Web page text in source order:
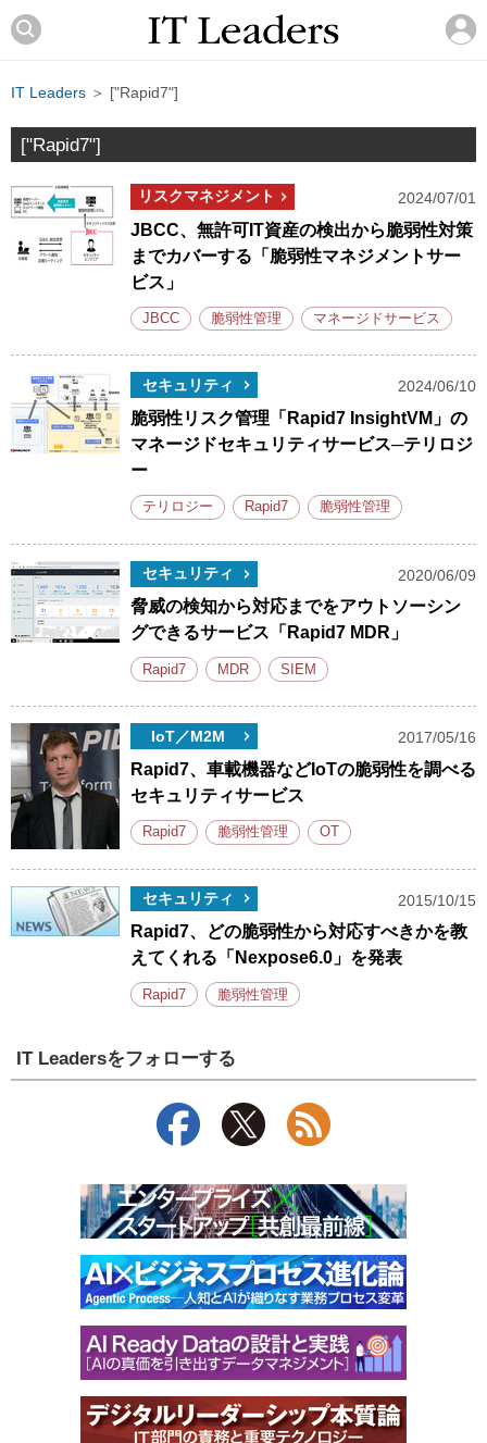
IT Leaders ＞ ["Rapid7"]
["Rapid7"]
リスクマネジメント 2024/07/01
JBCC、無許可IT資産の検出から脆弱性対策
までカバーする「脆弱性マネジメントサー
ビス」
JBCC 脆弱性管理 マネージドサービス
セキュリティ 2024/06/10
脆弱性リスク管理「Rapid7 InsightVM」の
マネージドセキュリティサービス─テリロジ
ー
テリロジー Rapid7 脆弱性管理
セキュリティ 2020/06/09
脅威の検知から対応までをアウトソーシン
グできるサービス「Rapid7 MDR」
Rapid7 MDR SIEM
IoT／M2M 2017/05/16
Rapid7、車載機器などIoTの脆弱性を調べる
セキュリティサービス
Rapid7 脆弱性管理 OT
セキュリティ 2015/10/15
Rapid7、どの脆弱性から対応すべきかを教
えてくれる「Nexpose6.0」を発表
Rapid7 脆弱性管理
IT Leadersをフォローする